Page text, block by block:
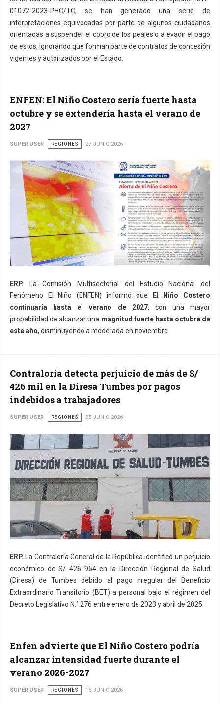
01072-2023-PHC/TC, se han generado una serie de
interpretaciones equivocadas por parte de algunos ciudadanos
orientadas a suspender el cobro de los peajes o a evadir el pago
de estos, ignorando que forman parte de contratos de concesión
vigentes y autorizados por el Estado.
ENFEN: El Niño Costero sería fuerte hasta
octubre y se extendería hasta el verano de
2027
SUPER USER REGIONES 27 JUNIO 2026
ERP. La Comisión Multisectorial del Estudio Nacional del
Fenómeno El Niño (ENFEN) informó que
El Niño Costero
continuaría hasta el verano de 2027, con una mayor
probabilidad de alcanzar una magnitud fuerte hasta octubre de
este año, disminuyendo a moderada en noviembre.
Contraloría detecta perjuicio de más de S/
426 mil en la Diresa Tumbes por pagos
indebidos a trabajadores
SUPER USER REGIONES 25 JUNIO 2026
ERP. La Contraloría General de la República identificó un perjuicio
económico de S/ 426 954 en la Dirección Regional de Salud
(Diresa) de Tumbes debido al pago irregular del Beneficio
Extraordinario Transitorio (BET) a personal bajo el régimen del
Decreto Legislativo N.° 276 entre enero de 2023 y abril de 2025.
Enfen advierte que El Niño Costero podría
alcanzar intensidad fuerte durante el
verano 2026-2027
SUPER USER REGIONES 16 JUNIO 2026